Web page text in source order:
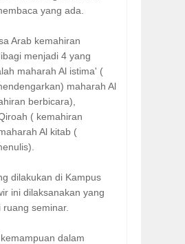
yang ada.
Arab kemahiran
menjadi 4 yang
maharah Al istima' (
maharah Al
berbicara),
( kemahiran
Al kitab (
dilakukan di Kampus
ini dilaksanakan yang
seminar.
dalam